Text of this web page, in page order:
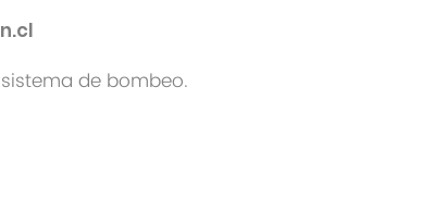
de bombeo.